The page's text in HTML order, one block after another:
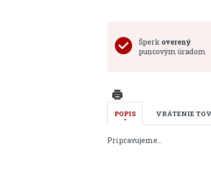
Šperk overený
puncovým úradom
POPIS VRÁTENIE
Pripravujeme...